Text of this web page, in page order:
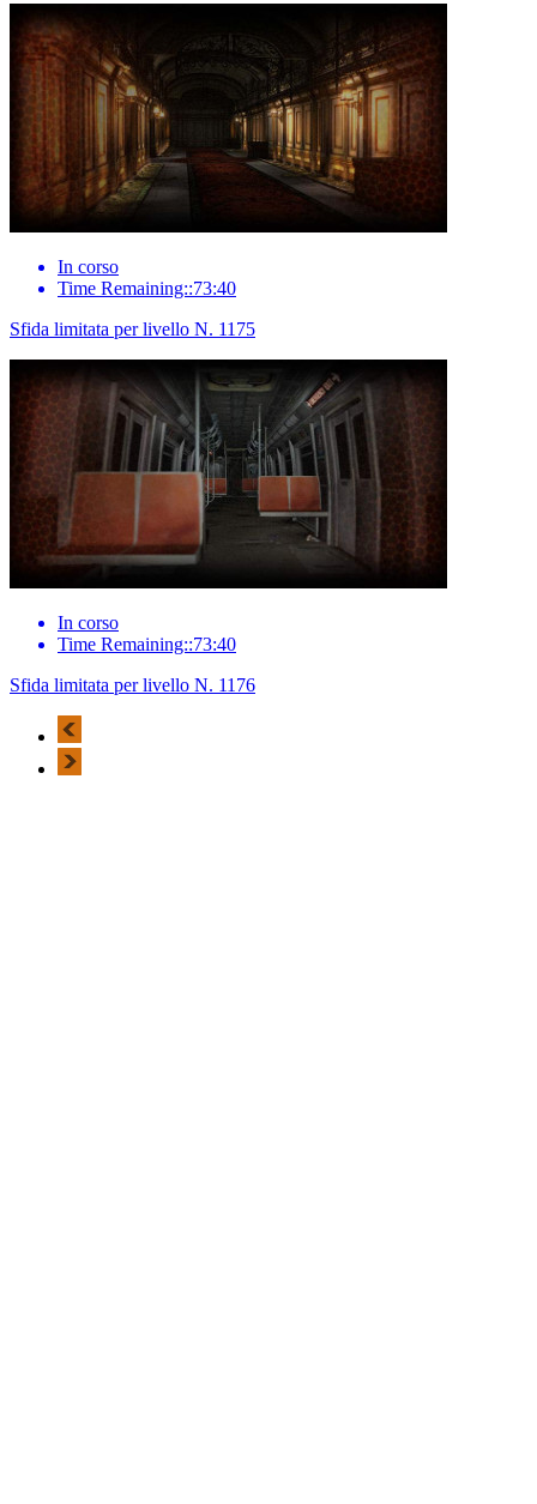
In corso
Time Remaining::73:40
Sfida limitata per livello N. 1175
In corso
Time Remaining::73:40
Sfida limitata per livello N. 1176